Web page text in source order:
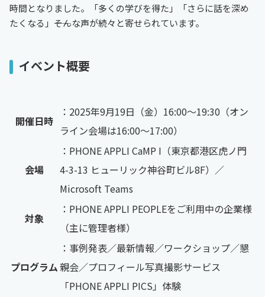
時間となりました。「多くの学びを得た」「さらに話を深め
たくなる」――そんな声が続々と寄せられています。
イベント概要
開催日時
：2025年9月19日（金）16:00～19:30（オン
ライン会場は16:00～17:00）
会場
：PHONE APPLI CaMP I（東京都港区虎ノ門
4-3-13 ヒューリック神谷町ビル8F）／
Microsoft Teams
対象
：PHONE APPLI PEOPLEをご利用中の企業様
（主に管理者様）
プログラム
：事例発表／最新情報／ワークショップ／懇
親会／プロフィール写真撮影サービス
「PHONE APPLI PICS」体験